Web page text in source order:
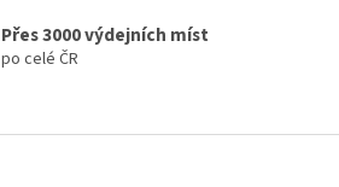
Přes 3000 výdejních míst
po celé ČR